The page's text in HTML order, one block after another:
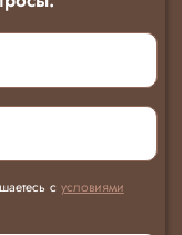
с условиями